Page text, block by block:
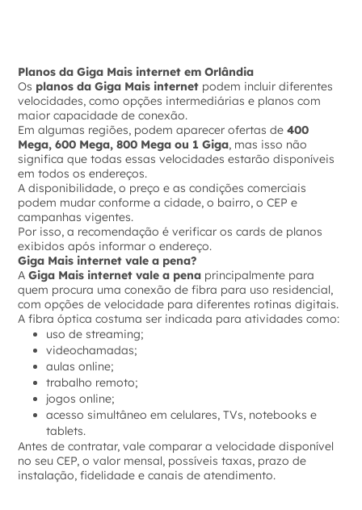
Planos da Giga Mais internet em Orlândia
Os planos da Giga Mais internet podem incluir diferentes
velocidades, como opções intermediárias e planos com
maior capacidade de conexão.
Em algumas regiões, podem aparecer ofertas de400
Mega, 600 Mega, 800 Mega ou 1 Giga, mas isso não
significa que todas essas velocidades estarão disponíveis
em todos os endereços.
A disponibilidade, o preço e as condições comerciais
podem mudar conforme a cidade, o bairro, o CEP e
campanhas vigentes.
Por isso, a recomendação é verificar os cards de planos
exibidos após informar o endereço.
Giga Mais internet vale a pena?
AGiga Mais internet vale a pena principalmente para
quem procura uma conexão de fibra para uso residencial,
com opções de velocidade para diferentes rotinas digitais.
A fibra óptica costuma ser indicada para atividades como:
uso de streaming;
videochamadas;
aulas online;
trabalho remoto;
jogos online;
acesso simultâneo em celulares, TVs, notebooks e
tablets.
Antes de contratar, vale comparar a velocidade disponível
no seu CEP, o valor mensal, possíveis taxas, prazo de
instalação, fidelidade e canais de atendimento.